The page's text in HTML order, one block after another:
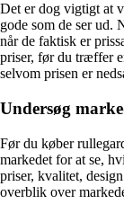
Det er dog vigtigt at
gode som de ser ud.
når de faktisk er
priser, før du træffer
selvom prisen er
Undersøg
Før du køber
markedet for at se,
priser, kvalitet,
overblik over